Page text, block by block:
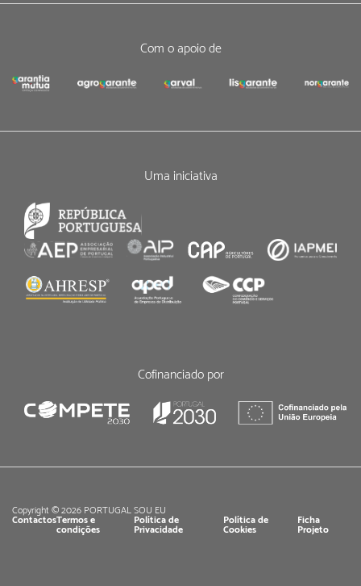
Com o apoio de
Uma iniciativa
Cofinanciado por
Copyright © 2026 PORTUGAL SOU EU
ContactosTermos e
condições
Política de
Privacidade
Política de
Cookies
Ficha
Projeto